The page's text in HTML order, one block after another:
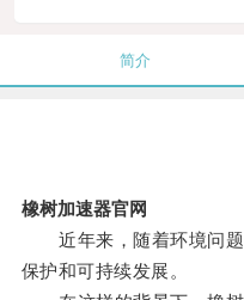
简介
橡树加速器官网
近年来，随着环境问题
保护和可持续发展。